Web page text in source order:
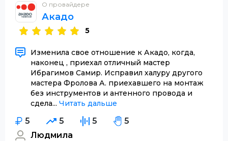
О провайдере
Акадо
5
Изменила свое отношение к Акадо, когда,
наконец , приехал отличный мастер
Ибрагимов Самир. Исправил халуру другого
мастера Фролова А. приехавшего на монтаж
без инструментов и антенного провода и
сдела... Читать дальше
5 5 5
5
Людмила